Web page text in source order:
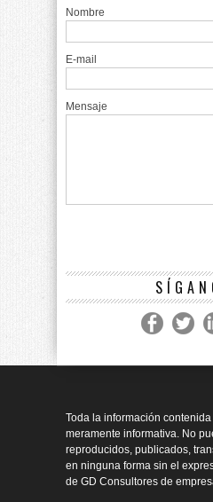
Nombre
E-mail
Mensaje
Toda la información
meramente informativa. No
reproducidos, publicados,
en ninguna forma sin el
de GD Consultores de